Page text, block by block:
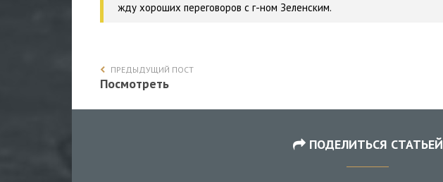
жду хороших переговоров с г-ном Зеленским.
ПРЕДЫДУЩИЙ ПОСТ
Посмотреть
ПОДЕЛИТЬСЯ СТАТЬЕЙ